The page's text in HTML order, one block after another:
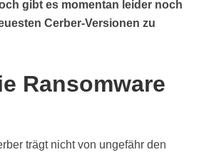
gibt es momentan leider noch
Cerber-Versionen zu
Ransomware
trägt nicht von ungefähr den